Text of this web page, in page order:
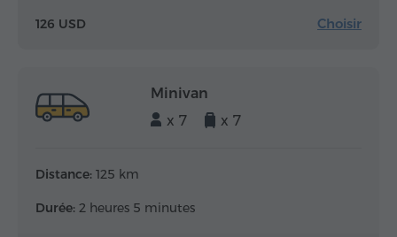
126 USD Choisir
Minivan
x 7
x 7
Distance: 125 km
Durée: 2 heures 5 minutes